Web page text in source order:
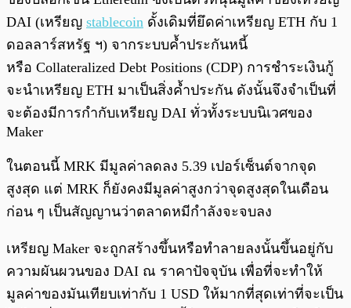
DAI (เหรียญ stablecoin ดั้งเดิมที่ยึดค่าเหรียญ ETH กับ 1
ดอลลาร์สหรัฐ ฯ) จากระบบค้ำประกันหนี้
หรือ Collateralized Debt Positions (CDP) การชำระเงินกู้
จะนำเหรียญ ETH มาเป็นสิ่งค้ำประกัน ดังนั้นจึงจำเป็นที่
จะต้องมีการกำกับเหรียญ DAI ทั่วทั้งระบบนิเวศของ
Maker
ในตอนนี้ MRK มีมูลค่าลดลง 5.39 เปอร์เซ็นต์จากจุด
สูงสุด แต่ MRK ก็ยังคงมีมูลค่าสูงกว่าจุดสูงสุดในเดือน
ก่อน ๆ เป็นสัญญานว่าตลาดหมีกำลังจะจบลง
เหรียญ Maker จะถูกสร้างขึ้นหรือทำลายลงนั้นขึ้นอยู่กับ
ความผันผวนของ DAI ณ ราคาปัจจุบัน เพื่อที่จะทำให้
มูลค่าของมันเทียบเท่ากับ 1 USD ให้มากที่สุดเท่าที่จะเป็น